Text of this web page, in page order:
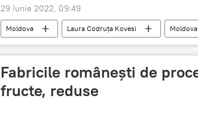
29 Iunie 2022, 09:49
Moldova Laura Codruța Kovesi Moldova
Fabricile românești de
fructe, reduse